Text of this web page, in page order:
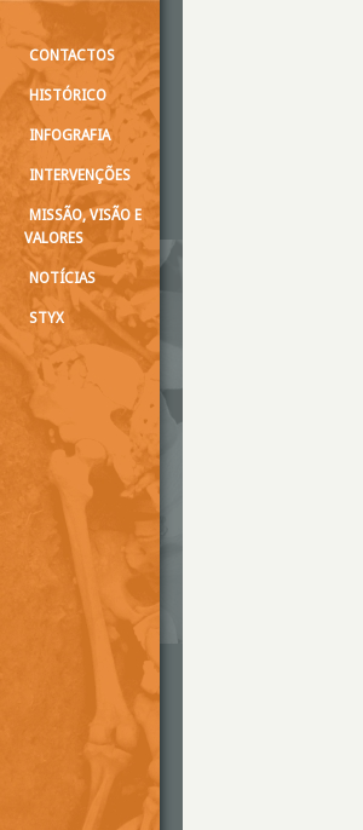
CONTACTOS
HISTÓRICO
INFOGRAFIA
INTERVENÇÕES
MISSÃO, VISÃO E
VALORES
NOTÍCIAS
STYX